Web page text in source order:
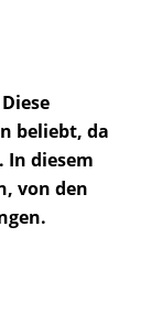
beliebt, da
In diesem
von den